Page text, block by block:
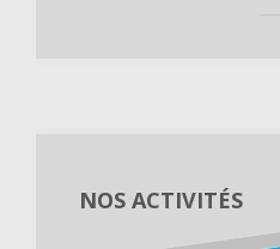
NOS ACTIVITÉS